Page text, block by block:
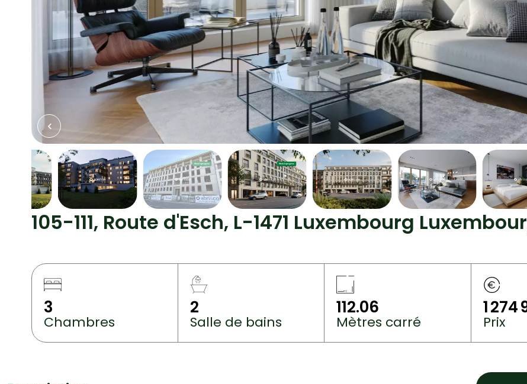
105-111, Route d'Esch, L-1471 Luxembourg
3
Chambres
2
Salle de bains
112.06
Mètres carré
1 274
Prix